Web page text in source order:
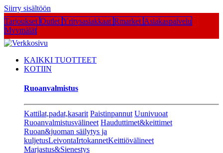
Siirry sisältöön
Tarjoukset Outlet Yritysasiakkaat Rmarket Asiakaspalvelu
Myymälät
KAIKKI TUOTTEET
KOTIIN
Ruoanvalmistus
Kattilat,padat,kasarit Paistinpannut Uunivuoat
Ruoanvalmistusvälineet Hauduttimet&keittimet
Ruoan&juoman säilytys ja
kuljetusLeivontaIrtokannetKeittiövälineet
Marjastus&Sienestys